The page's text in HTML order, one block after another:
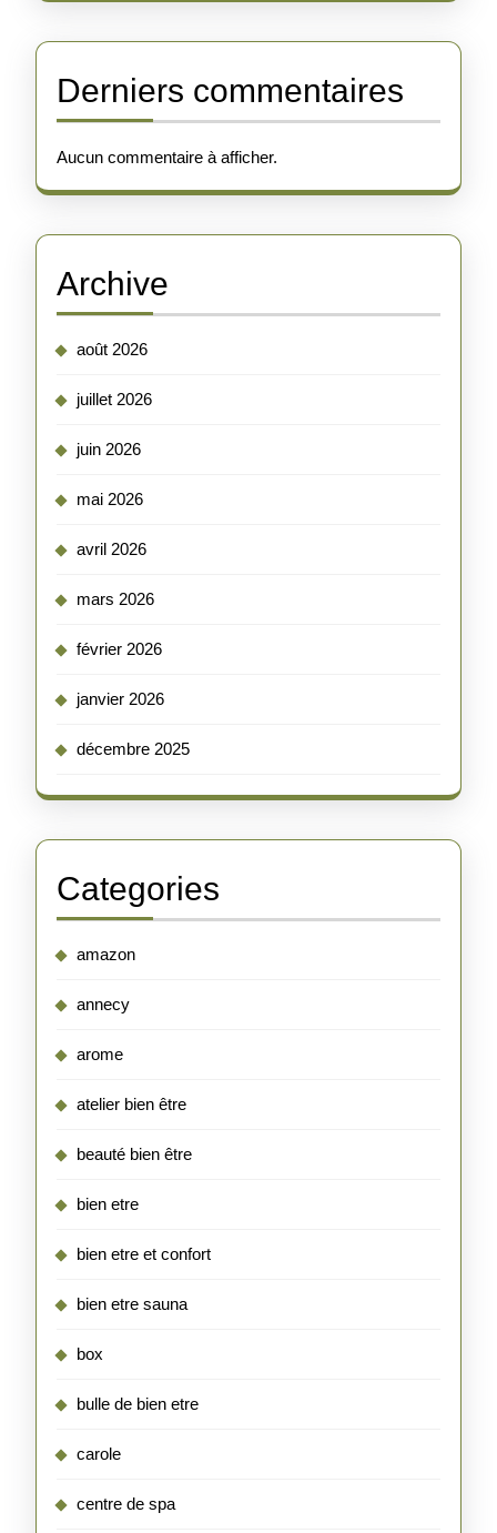
Derniers commentaires
Aucun commentaire à afficher.
Archive
août 2026
juillet 2026
juin 2026
mai 2026
avril 2026
mars 2026
février 2026
janvier 2026
décembre 2025
Categories
amazon
annecy
arome
atelier bien être
beauté bien être
bien etre
bien etre et confort
bien etre sauna
box
bulle de bien etre
carole
centre de spa